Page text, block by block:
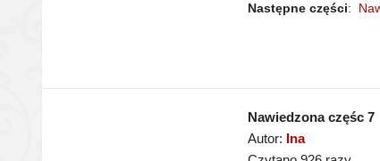
Następne części:
Nawiedzona częśc 7
Autor: Ina